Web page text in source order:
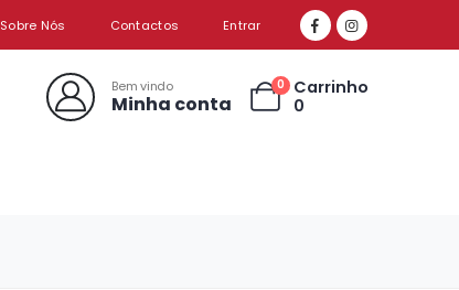
Sobre Nós Contactos Entrar
Bem vindo
Minha conta
0
Carrinho
0